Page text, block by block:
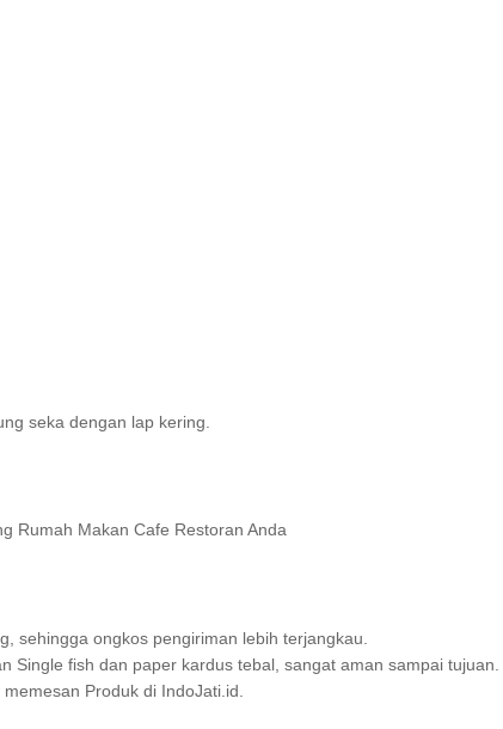
seka dengan lap kering.
Rumah Makan Cafe Restoran Anda
sehingga ongkos pengiriman lebih terjangkau.
fish dan paper kardus tebal, sangat aman sampai tujuan.
Produk di IndoJati.id.